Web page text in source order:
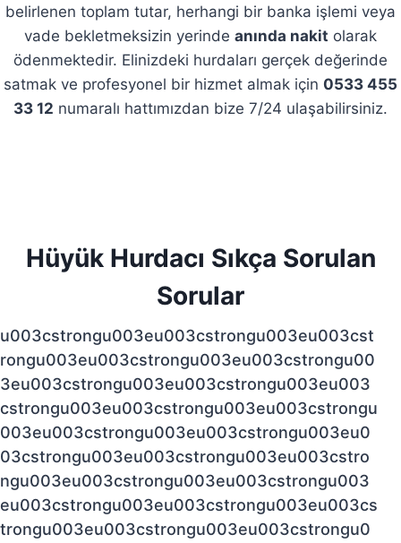
belirlenen toplam tutar, herhangi bir banka işlemi veya
vade bekletmeksizin yerinde anında nakit olarak
ödenmektedir. Elinizdeki hurdaları gerçek değerinde
satmak ve profesyonel bir hizmet almak için 0533 455
33 12 numaralı hattımızdan bize 7/24 ulaşabilirsiniz.
Hüyük Hurdacı Sıkça Sorulan
Sorular
u003cstrongu003eu003cstrongu003eu003cst
rongu003eu003cstrongu003eu003cstrongu00
3eu003cstrongu003eu003cstrongu003eu003
cstrongu003eu003cstrongu003eu003cstrongu
003eu003cstrongu003eu003cstrongu003eu0
03cstrongu003eu003cstrongu003eu003cstro
ngu003eu003cstrongu003eu003cstrongu003
eu003cstrongu003eu003cstrongu003eu003cs
trongu003eu003cstrongu003eu003cstrongu0